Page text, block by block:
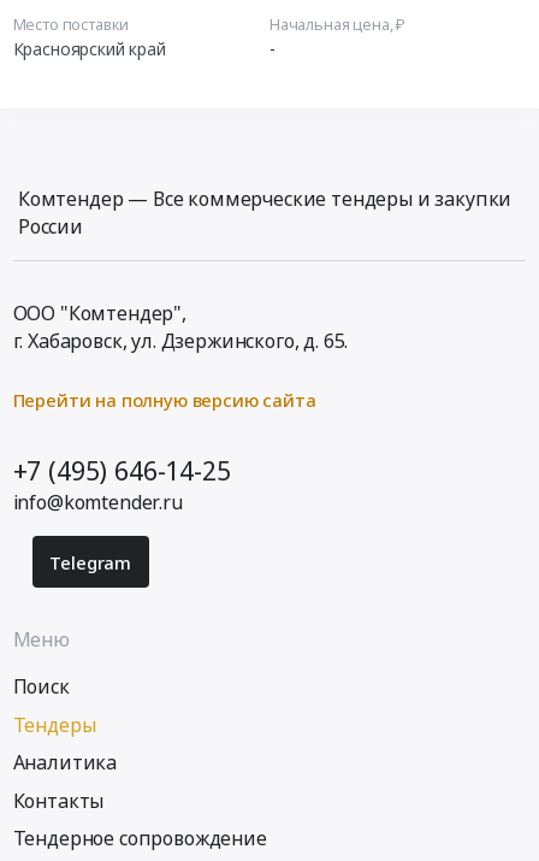
Место поставки
Красноярский край
Начальная цена, ₽
-
Комтендер — Все коммерческие тендеры и закупки
России
ООО "Комтендер",
г. Хабаровск,ул. Дзержинского, д. 65.
Перейти на полную версию сайта
+7 (495) 646-14-25
info@komtender.ru
Telegram
Меню
Поиск
Тендеры
Аналитика
Контакты
Тендерное сопровождение